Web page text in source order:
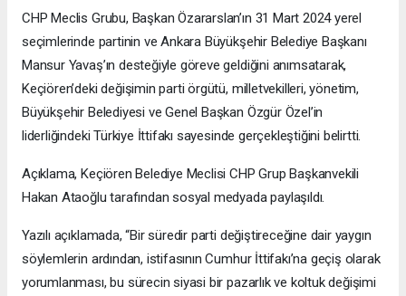
CHP Meclis Grubu, Başkan Özararslan’ın 31 Mart 2024 yerel
seçimlerinde partinin ve Ankara Büyükşehir Belediye Başkanı
Mansur Yavaş’ın desteğiyle göreve geldiğini anımsatarak,
Keçiören’deki değişimin parti örgütü, milletvekilleri, yönetim,
Büyükşehir Belediyesi ve Genel Başkan Özgür Özel’in
liderliğindeki Türkiye İttifakı sayesinde gerçekleştiğini belirtti.
Açıklama, Keçiören Belediye Meclisi CHP Grup Başkanvekili
Hakan Ataoğlu tarafından sosyal medyada paylaşıldı.
Yazılı açıklamada, “Bir süredir parti değiştireceğine dair yaygın
söylemlerin ardından, istifasının Cumhur İttifakı’na geçiş olarak
yorumlanması, bu sürecin siyasi bir pazarlık ve koltuk değişimi